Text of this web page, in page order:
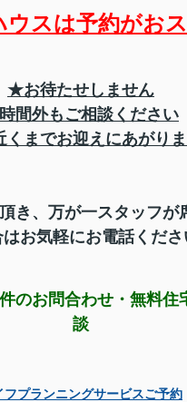
スは予約がおス
★お待たせしません
間外もご相談ください
までお迎えにあがり
き、 万が一スタッフが
はお気軽にお電話くだ
のお問合わせ・無料住
談
フプランニングサービスご予約